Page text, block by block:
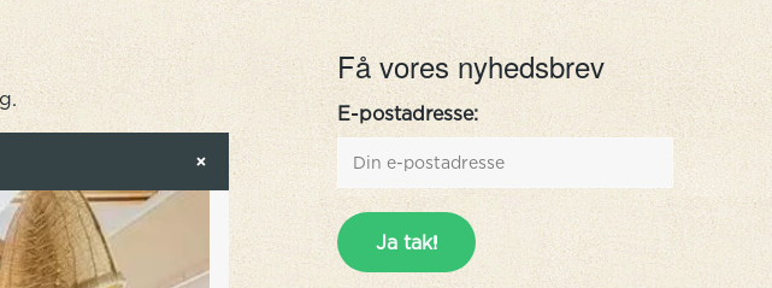
Få vores nyhedsbrev
E-postadresse: